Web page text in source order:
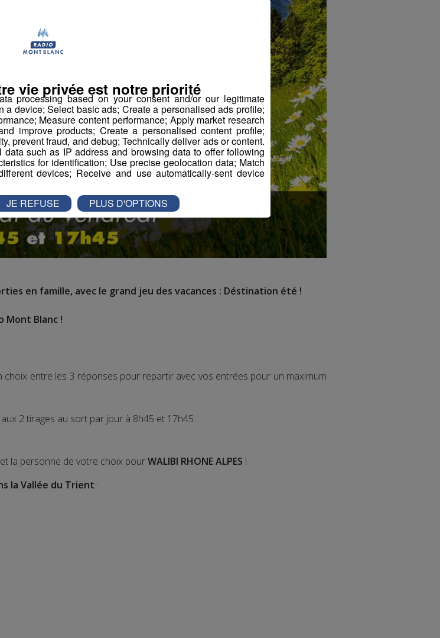
en famille, avec le grand jeu des vacances : Déstination été !
Mont Blanc !
entre les 3 réponses pour repartir avec vos entrées pour un maximum
2 tirages au sort par jour à 8h45 et 17h45.
la personne de votre choix pourWALIBI RHONE ALPES !
la Vallée du Trient :
processing based on your consent and/or our legitimate
a device; Select basic ads; Create a personalised ads profile;
Measure content performance; Apply market research
improve products; Create a personalised content profile;
prevent fraud, and debug; Technically deliver ads or content.
such as IP address and browsing data to offer following
for identification; Use precise geolocation data; Match
devices; Receive and use automatically-sent device
vie privée est notre priorité
JE REFUSE PLUS D'OPTIONS